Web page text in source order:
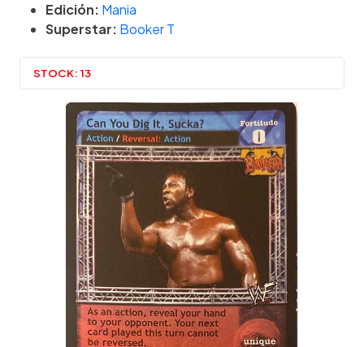
Edición: Mania
Superstar: Booker T
STOCK: 13